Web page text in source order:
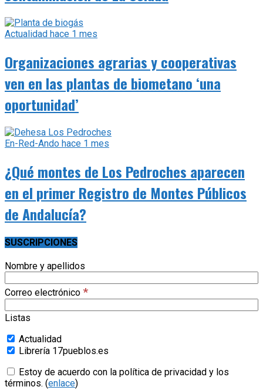
Actualidad hace 1 mes
Organizaciones agrarias y cooperativas
ven en las plantas de biometano ‘una
oportunidad’
En-Red-Ando hace 1 mes
¿Qué montes de Los Pedroches aparecen
en el primer Registro de Montes Públicos
de Andalucía?
SUSCRIPCIONES
Nombre y apellidos
Correo electrónico *
Listas
Actualidad
Librería 17pueblos.es
Estoy de acuerdo con la política de privacidad y los
términos. (enlace)